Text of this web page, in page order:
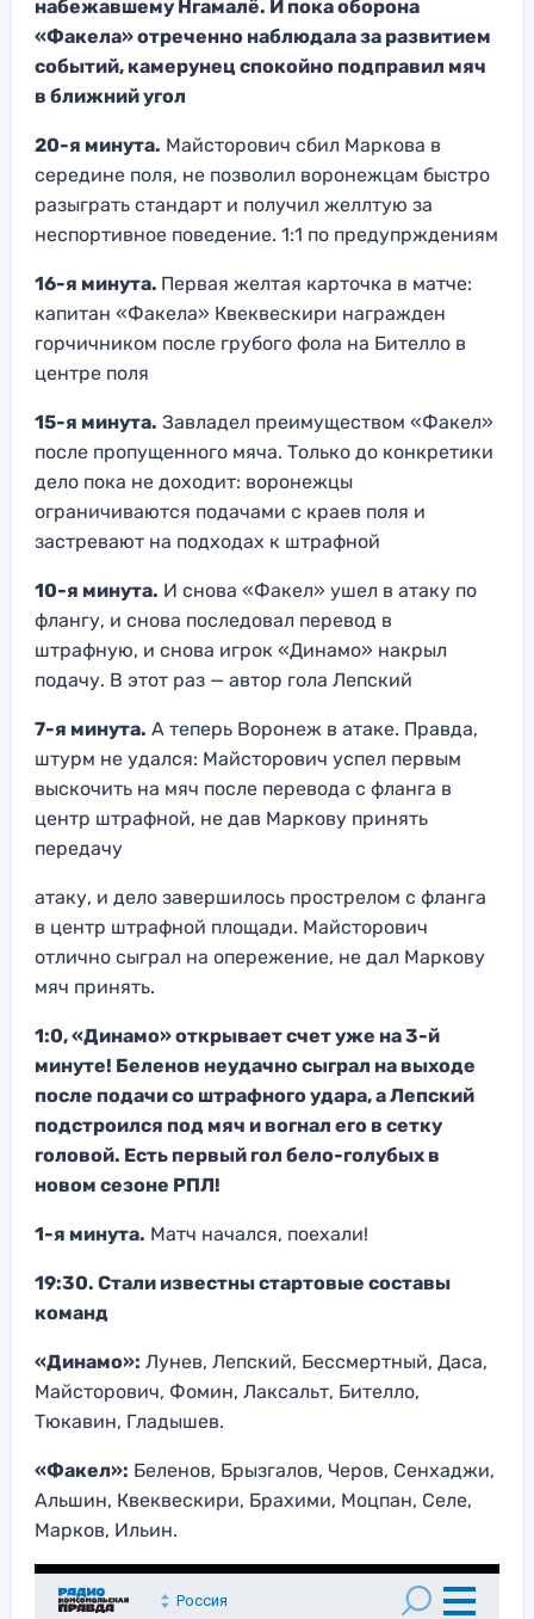
набежавшему Нгамалё. И пока оборона
«Факела» отреченно наблюдала за развитием
событий, камерунец спокойно подправил мяч
в ближний угол
20-я минута. Майсторович сбил Маркова в
середине поля, не позволил воронежцам быстро
разыграть стандарт и получил желлтую за
неспортивное поведение. 1:1 по предупрждениям
16-я минута. Первая желтая карточка в матче:
капитан «Факела» Квеквескири награжден
горчичником после грубого фола на Бителло в
центре поля
15-я минута. Завладел преимуществом «Факел»
после пропущенного мяча. Только до конкретики
дело пока не доходит: воронежцы
ограничиваются подачами с краев поля и
застревают на подходах к штрафной
10-я минута. И снова «Факел» ушел в атаку по
флангу, и снова последовал перевод в
штрафную, и снова игрок «Динамо» накрыл
подачу. В этот раз — автор гола Лепский
7-я минута. А теперь Воронеж в атаке. Правда,
штурм не удался: Майсторович успел первым
выскочить на мяч после перевода с фланга в
центр штрафной, не дав Маркову принять
передачу
атаку, и дело завершилось прострелом с фланга
в центр штрафной площади. Майсторович
отлично сыграл на опережение, не дал Маркову
мяч принять.
1:0, «Динамо» открывает счет уже на 3-й
минуте! Беленов неудачно сыграл на выходе
после подачи со штрафного удара, а Лепский
подстроился под мяч и вогнал его в сетку
головой. Есть первый гол бело-голубых в
новом сезоне РПЛ!
1-я минута. Матч начался, поехали!
19:30. Стали известны стартовые составы
команд
«Динамо»: Лунев, Лепский, Бессмертный, Даса,
Майсторович, Фомин, Лаксальт, Бителло,
Тюкавин, Гладышев.
«Факел»: Беленов, Брызгалов, Черов, Сенхаджи,
Альшин, Квеквескири, Брахими, Моцпан, Селе,
Марков, Ильин.